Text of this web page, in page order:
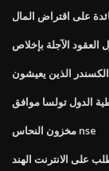
على اقتراض المال
العقود الآجلة بإخلاص
الذين يعيشون
الدول تولسا موافق
مخزون النحاس nse
على الانترنت الهند